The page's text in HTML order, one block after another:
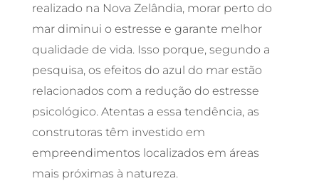
realizado na Nova Zelândia, morar perto do
mar diminui o estresse e garante melhor
qualidade de vida. Isso porque, segundo a
pesquisa, os efeitos do azul do mar estão
relacionados com a redução do estresse
psicológico. Atentas a essa tendência, as
construtoras têm investido em
empreendimentos localizados em áreas
mais próximas à natureza.